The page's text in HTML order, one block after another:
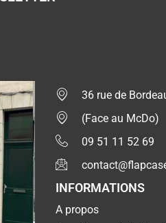
36 rue de
(Face au McDo)
09 51 11 52 69
INFORMATIONS
A propos